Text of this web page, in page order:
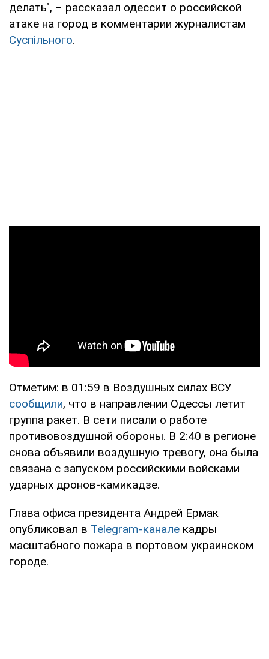
делать", – рассказал одессит о российской
атаке на город в комментарии журналистам
Суспільного.
Отметим: в 01:59 в Воздушных силах ВСУ
сообщили, что в направлении Одессы летит
группа ракет. В сети писали о работе
противовоздушной обороны. В 2:40 в регионе
снова объявили воздушную тревогу, она была
связана с запуском российскими войсками
ударных дронов-камикадзе.
Глава офиса президента Андрей Ермак
опубликовал в Telegram-канале кадры
масштабного пожара в портовом украинском
городе.